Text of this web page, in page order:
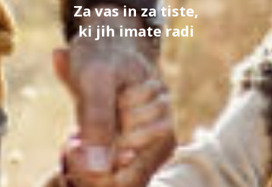
Za vas in za tiste,
ki jih imate radi